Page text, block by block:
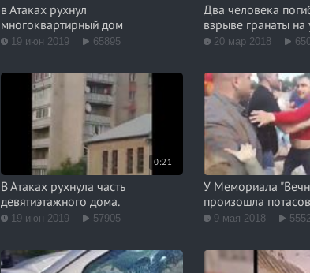
в Атаках рухнул
многоквартирный дом
19 июн 2019 65895
Два человека
взрыве гранаты на
20 мар 2018
0:21
В Атаках рухнула часть
девятиэтажного дома.
19 июн 2019 57905
У Мемориала
произошла
9 мая 2018